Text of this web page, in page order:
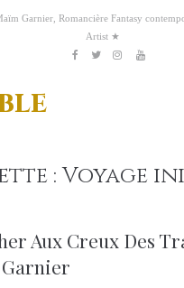
Garnier, Romancière Fantasy
Artist ★
Etsy
:Voyage
Aux Creux Des